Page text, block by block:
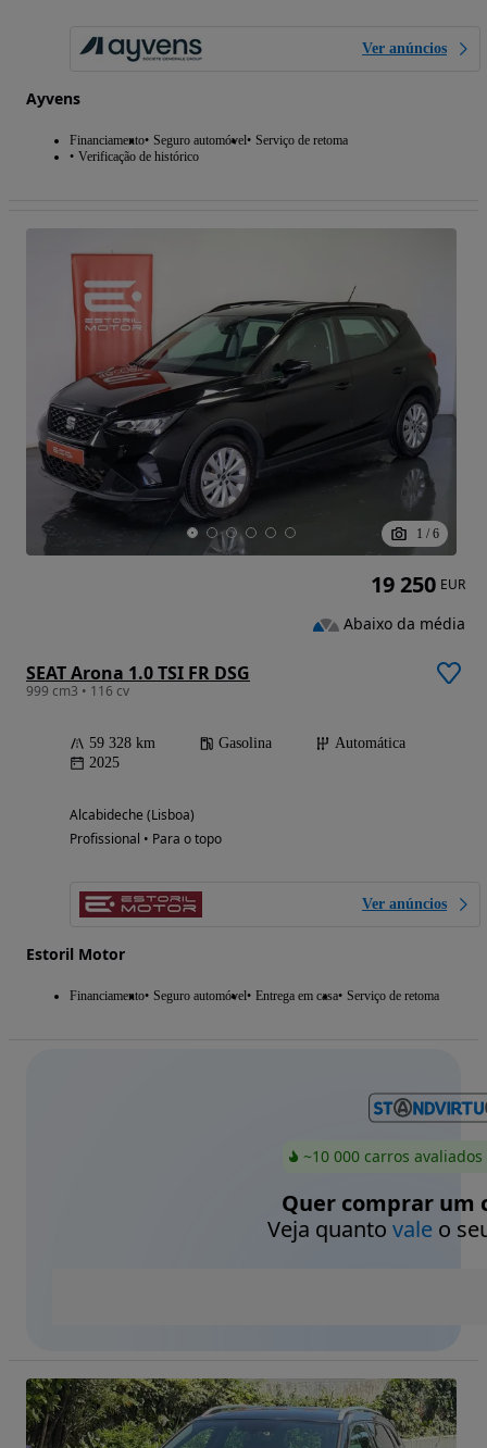
Ver anúncios
Ayvens
Financiamento Seguro automóvel Serviço de retoma
Verificação de histórico
1 / 6
SEAT Arona 1.0 TSI FR DSG
999 cm3 • 116 cv
59 328 km Gasolina
Automática
2025
Alcabideche (Lisboa)
Profissional • Para o topo
Ver anúncios
Estoril Motor
Financiamento Seguro automóvel Entrega em casa Serviço de retoma
19 250 EUR
Abaixo da média
~10 000 carros
Quer comprar um
Veja quanto valeo